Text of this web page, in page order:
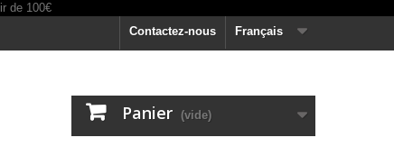
Français
Contactez-nous
Panier (vide)